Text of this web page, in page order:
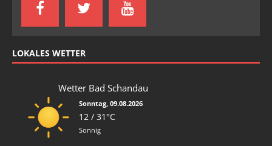
LOKALES WETTER
Wetter Bad Schandau
Sonntag, 09.08.2026
12 / 31°C
Sonnig